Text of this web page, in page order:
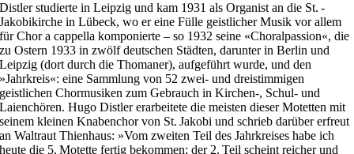
Distler studierte in Leipzig und kam 1931 als Organist an die St. ­
Jakobikirche in Lübeck, wo er eine Fülle geistlicher Musik vor allem
für Chor a cappella komponierte – so 1932 seine «Choralpassion«, die
zu Ostern 1933 in zwölf deutschen Städten, darunter in Berlin und
Leipzig (dort durch die Thomaner), aufgeführt wurde, und den
»Jahrkreis«: eine Sammlung von 52 zwei- und dreistimmigen
geistlichen Chormusiken zum Gebrauch in Kirchen-, Schul- und
Laienchören. Hugo Distler erarbeitete die meisten dieser Motetten mit
seinem kleinen Knabenchor von St. Jakobi und schrieb darüber erfreut
an Waltraut Thienhaus: »Vom zweiten Teil des Jahrkreises habe ich
heute die 5. Motette fertig bekommen; der 2. Teil scheint reicher und